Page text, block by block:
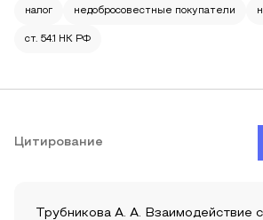
налог недобросовестные покупатели
ст. 54.1 НК РФ
Цитирование
Трубникова А. А. Взаимодействие с